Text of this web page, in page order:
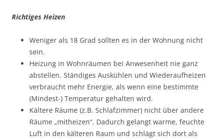
Richtiges Heizen
Weniger als 18 Grad sollten es in der Wohnung nicht
sein.
Heizung in Wohnräumen bei Anwesenheit nie ganz
abstellen. Ständiges Auskühlen und Wiederaufheizen
verbraucht mehr Energie, als wenn eine bestimmte
(Mindest-) Temperatur gehalten wird.
Kältere Räume (z.B. Schlafzimmer) nicht über andere
Räume „mitheizen“. Dadurch gelangt warme, feuchte
Luft in den kälteren Raum und schlägt sich dort als